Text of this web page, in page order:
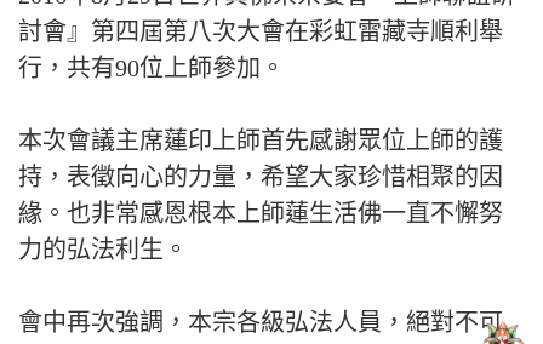
討會』第四屆第八次大會在彩虹雷藏寺順利舉
行，共有90位上師參加。
本次會議主席蓮印上師首先感謝眾位上師的護
持，表徵向心的力量，希望大家珍惜相聚的因
緣。也非常感恩根本上師蓮生活佛一直不懈努
力的弘法利生。
會中再次強調，本宗各級弘法人員，絕對不可